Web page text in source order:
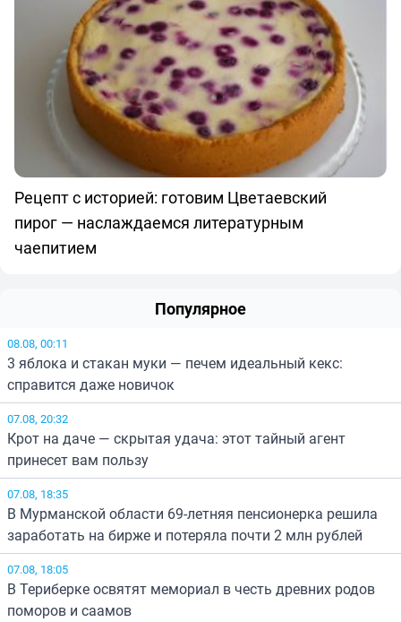
Рецепт с историей: готовим Цветаевский
пирог — наслаждаемся литературным
чаепитием
Популярное
08.08, 00:11
3 яблока и стакан муки — печем идеальный кекс:
справится даже новичок
07.08, 20:32
Крот на даче — скрытая удача: этот тайный агент
принесет вам пользу
07.08, 18:35
В Мурманской области 69-летняя пенсионерка решила
заработать на бирже и потеряла почти 2 млн рублей
07.08, 18:05
В Териберке освятят мемориал в честь древних родов
поморов и саамов